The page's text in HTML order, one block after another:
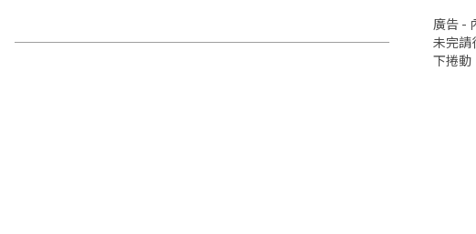
廣告 -
未完請
下捲動